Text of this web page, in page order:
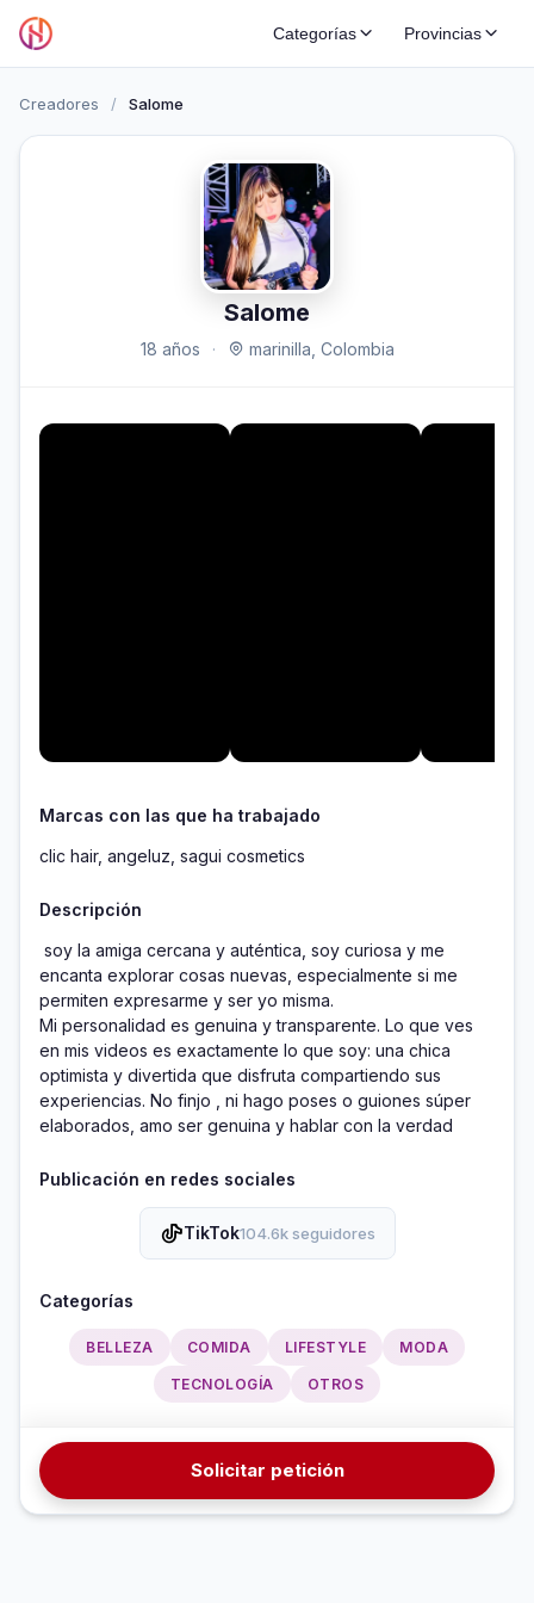
Categorías Provincias
Creadores / Salome
Salome
18 años · marinilla, Colombia
Marcas con las que ha trabajado
clic hair, angeluz, sagui cosmetics
Descripción
encanta explorar cosas nuevas, especialmente si me
permiten expresarme y ser yo misma.
Mi personalidad es genuina y transparente. Lo que ves
en mis videos es exactamente lo que soy: una chica
optimista y divertida que disfruta compartiendo sus
experiencias. No finjo , ni hago poses o guiones súper
elaborados, amo ser genuina y hablar con la verdad
Publicación en redes sociales
TikTok104.6k seguidores
Categorías
BELLEZA COMIDA LIFESTYLE MODA
TECNOLOGÍA OTROS
Solicitar petición